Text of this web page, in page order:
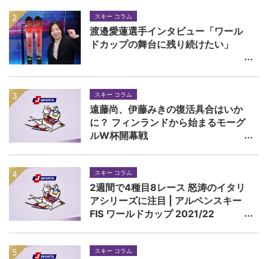
スキー コラム
渡邉愛蓮選手インタビュー「ワール
ドカップの舞台に残り続けたい」
スキー コラム
遠藤尚、伊藤みきの復活具合はいか
に？ フィンランドから始まるモーグ
ルW杯開幕戦
スキー コラム
2週間で4種目8レース 怒涛のイタリ
アシリーズに注目 | アルペンスキー
FIS ワールドカップ 2021/22
スキー コラム